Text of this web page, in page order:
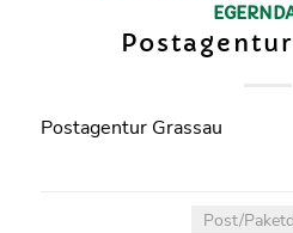
Postagentur Grassau
Post/